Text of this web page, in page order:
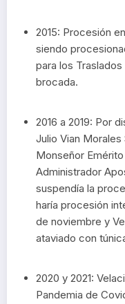
2015: Procesión
siendo
para los
brocada.
2016 a 2019: Por
Julio Vian
Monseñor
Administrador
suspendía la
haría procesión
de noviembre y
ataviado con
2020 y 2021:
Pandemia de